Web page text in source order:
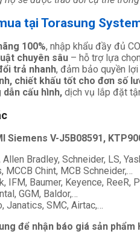
tại Torasung
100%, nhập khẩu đầy đủ
chuyên sâu – hỗ trợ lựa
trả nhanh, đảm bảo quyền lợi
chiết khấu tốt cho đơn số
dẫn cấu hình, dịch vụ lắp đặt
Siemens V-J5B08591,
Allen Bradley, Schneider, LS,
MCCB Chint, MCB Schneider,…
IFM, Baumer, Keyence, ReeR,
GGM, Baldor,…
Janatics, SMC, Airtac,…
để nhận báo giá sản phẩm